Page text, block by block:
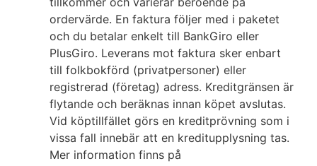
ordervärde. En faktura följer med i paketet
och du betalar enkelt till BankGiro eller
PlusGiro. Leverans mot faktura sker enbart
till folkbokförd (privatpersoner) eller
registrerad (företag) adress. Kreditgränsen är
flytande och beräknas innan köpet avslutas.
Vid köptillfället görs en kreditprövning som i
vissa fall innebär att en kreditupplysning tas.
Mer information finns på